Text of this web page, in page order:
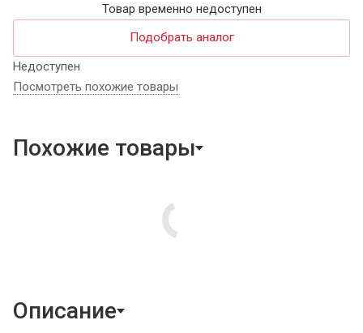
Товар временно недоступен
Подобрать аналог
Недоступен
Посмотреть похожие товары
Похожие товары
Описание